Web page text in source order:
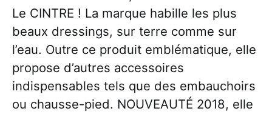
Le CINTRE ! La marque habille les plus
beaux dressings, sur terre comme sur
l’eau. Outre ce produit emblématique, elle
propose d’autres accessoires
indispensables tels que des embauchoirs
ou chausse-pied. NOUVEAUTÉ 2018, elle